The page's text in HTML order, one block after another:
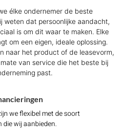
élke ondernemer de beste
weten dat persoonlijke aandacht,
is om dit waar te maken. Elke
om een eigen, ideale oplossing.
naar het product of de leasevorm,
van service die het beste bij
past.
we flexibel met de soort
die wij aanbieden.